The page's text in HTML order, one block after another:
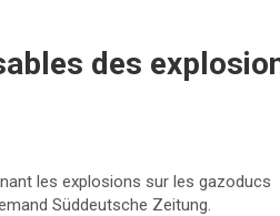
des
les explosions sur les gazoducs
Süddeutsche Zeitung.